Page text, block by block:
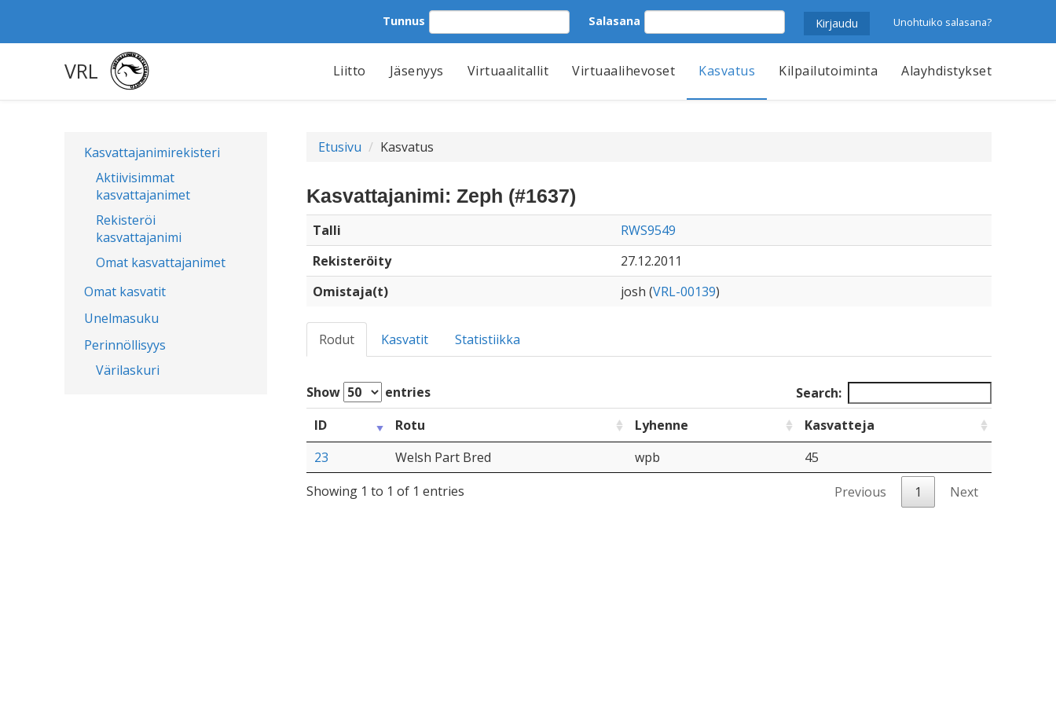
Tunnus Salasana Unohtuiko salasana?
VRL Liitto Jäsenyys Virtuaalitallit Virtuaalihevoset Kasvatus Kilpailutoiminta Alayhdistykset
Kasvattajanimirekisteri
Aktiivisimmat
kasvattajanimet
Rekisteröi
kasvattajanimi
Omat kasvattajanimet
Omat kasvatit
Unelmasuku
Perinnöllisyys
Värilaskuri
Etusivu Kasvatus
Kasvattajanimi: Zeph (#1637)
Talli
RWS9549
Rekisteröity
27.12.2011
Omistaja(t)
josh (VRL-00139)
Rodut Kasvatit Statistiikka
Show entries
Search:
ID
Rotu Lyhenne
Kasvatteja
23
Welsh Part Bred wpb
45
Showing 1 to 1 of 1 entries
Previous 1 Next